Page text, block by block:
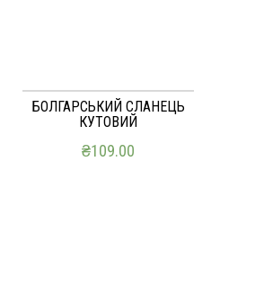
БОЛГАРСЬКИЙ СЛАНЕЦЬ
КУТОВИЙ
₴109.00